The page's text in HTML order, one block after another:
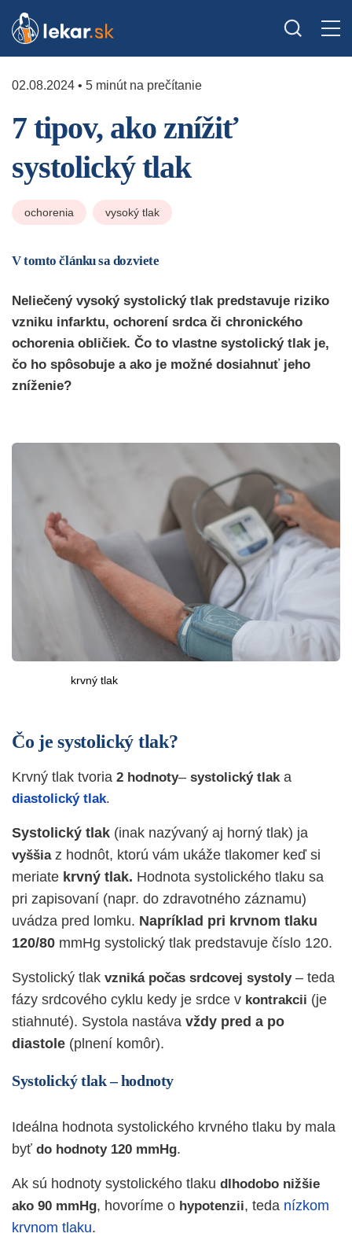
02.08.2024 • 5 minút na prečítanie
7 tipov, ako znížiť
systolický tlak
ochorenia vysoký tlak
V tomto článku sa dozviete
Neliečený vysoký systolický tlak predstavuje riziko
vzniku infarktu, ochorení srdca či chronického
ochorenia obličiek. Čo to vlastne systolický tlak je,
čo ho spôsobuje a ako je možné dosiahnuť jeho
zníženie?
krvný tlak
Čo je systolický tlak?
Krvný tlak tvoria 2 hodnoty– systolický tlaka
diastolický tlak.
Systolický tlak (inak nazývaný aj horný tlak) ja
vyššiaz hodnôt, ktorú vám ukáže tlakomer keď si
meriate krvný tlak. Hodnota systolického tlaku sa
pri zapisovaní (napr. do zdravotného záznamu)
uvádza pred lomku. Napríklad pri krvnom tlaku
120/80 mmHg systolický tlak predstavuje číslo 120.
Systolický tlak vzniká počas srdcovej systoly– teda
fázy srdcového cyklu kedy je srdce v kontrakcii (je
stiahnuté). Systola nastáva vždy pred a po
diastole (plnení komôr).
Systolický tlak – hodnoty
Ideálna hodnota systolického krvného tlaku by mala
byť do hodnoty 120 mmHg.
Ak sú hodnoty systolického tlaku dlhodobo nižšie
ako 90 mmHg, hovoríme o hypotenzii, teda nízkom
krvnom tlaku.